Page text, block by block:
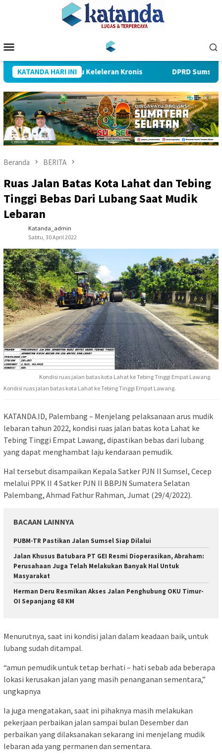
Mobile
KATANDA HARI INI
yang Selalu Keleleran Kronis DPRD Sumsel
Beranda BERITA
Ruas Jalan Batas Kota Lahat dan Tebing
Tinggi Bebas Dari Lubang Saat Mudik
Lebaran
Katanda_admin
Sabtu, 30 April 2022
Kondisi ruas jalan batas kota Lahat ke Tebing Tinggi Empat Lawang.
Kondisi ruas jalan batas kota Lahat ke Tebing Tinggi Empat Lawang.
KATANDA.ID, Palembang – Menjelang pelaksanaan arus mudik
lebaran tahun 2022, kondisi ruas jalan batas kota Lahat ke
Tebing Tinggi Empat Lawang, dipastikan bebas dari lubang
yang dapat menghambat laju kendaraan pemudik.
Hal tersebut disampaikan Kepala Satker PJN II Sumsel, Cecep
melalui PPK II 4 Satker PJN II BBPJN Sumatera Selatan
Palembang, Ahmad Fathur Rahman, Jumat (29/4/2022).
BACAAN LAINNYA
PUBM-TR Pastikan Jalan Sumsel Siap Dilalui
Jalan Khusus Batubara PT GEI Resmi Dioperasikan, Abraham:
Perusahaan Juga Telah Melakukan Banyak Hal Untuk
Masyarakat
Herman Deru Resmikan Akses Jalan Penghubung OKU Timur-
OI Sepanjang 68 KM
Menurutnya, saat ini kondisi jalan dalam keadaan baik, untuk
lubang sudah ditampal.
“amun pemudik untuk tetap berhati – hati sebab ada beberapa
lokasi kerusakan jalan yang masih penanganan sementara,”
ungkapnya
Ia juga mengatakan, saat ini pihaknya masih melakukan
pekerjaan perbaikan jalan sampai bulan Desember dan
perbaikan yang dilaksanakan sekarang ini menjelang mudik
lebaran ada yang permanen dan sementara.